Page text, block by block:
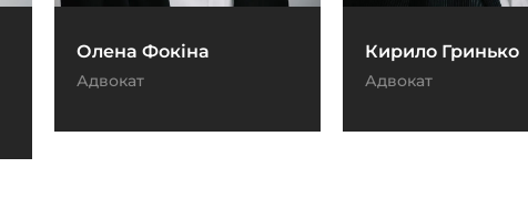
Олена Фокіна
Адвокат
Кирило Гринько
Адвокат